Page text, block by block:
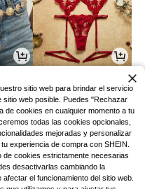
sitio web para brindar el servicio
web posible. Puedes "Rechazar
de cookies en cualquier momento a tu
todas las cookies opcionales,
mejoradas y personalizar
experiencia de compra con SHEIN.
cookies estrictamente necesarias
desactivarlas cambiando la
el funcionamiento del sitio web.